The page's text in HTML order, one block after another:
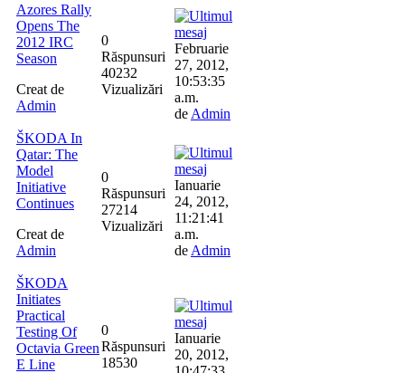
Azores Rally
Opens The
2012 IRC
Season
Creat de
Admin
0
Răspunsuri
40232
Vizualizări
Februarie
27, 2012,
10:53:35
a.m.
de Admin
ŠKODA In
Qatar: The
Model
Initiative
Continues
Creat de
Admin
0
Răspunsuri
27214
Vizualizări
Ianuarie
24, 2012,
11:21:41
a.m.
de Admin
ŠKODA
Initiates
Practical
Testing Of
Octavia Green
E Line
0
Răspunsuri
18530
Ianuarie
20, 2012,